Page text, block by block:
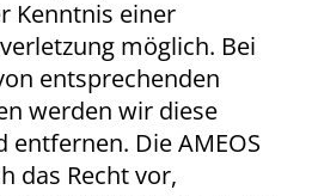
Kenntnis einer
möglich. Bei
entsprechenden
werden wir diese
entfernen. Die AMEOS
das Recht vor,